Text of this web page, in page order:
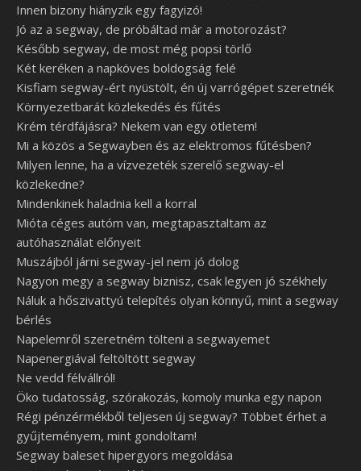
Innen bizony hiányzik egy fagyizó!
Jó az a segway, de próbáltad már a motorozást?
Később segway, de most még popsi törlő
Két keréken a napköves boldogság felé
Kisfiam segway-ért nyüstölt, én új varrógépet szeretnék
Környezetbarát közlekedés és fűtés
Krém térdfájásra? Nekem van egy ötletem!
Mi a közös a Segwayben és az elektromos fűtésben?
Milyen lenne, ha a vízvezeték szerelő segway-el
közlekedne?
Mindenkinek haladnia kell a korral
Mióta céges autóm van, megtapasztaltam az
autóhasználat előnyeit
Muszájból járni segway-jel nem jó dolog
Nagyon megy a segway biznisz, csak legyen jó székhely
Náluk a hőszivattyú telepítés olyan könnyű, mint a segway
bérlés
Napelemről szeretném tölteni a segwayemet
Napenergiával feltöltött segway
Ne vedd félvállról!
Öko tudatosság, szórakozás, komoly munka egy napon
Régi pénzérmékből teljesen új segway? Többet érhet a
gyűjteményem, mint gondoltam!
Segway baleset hipergyors megoldása